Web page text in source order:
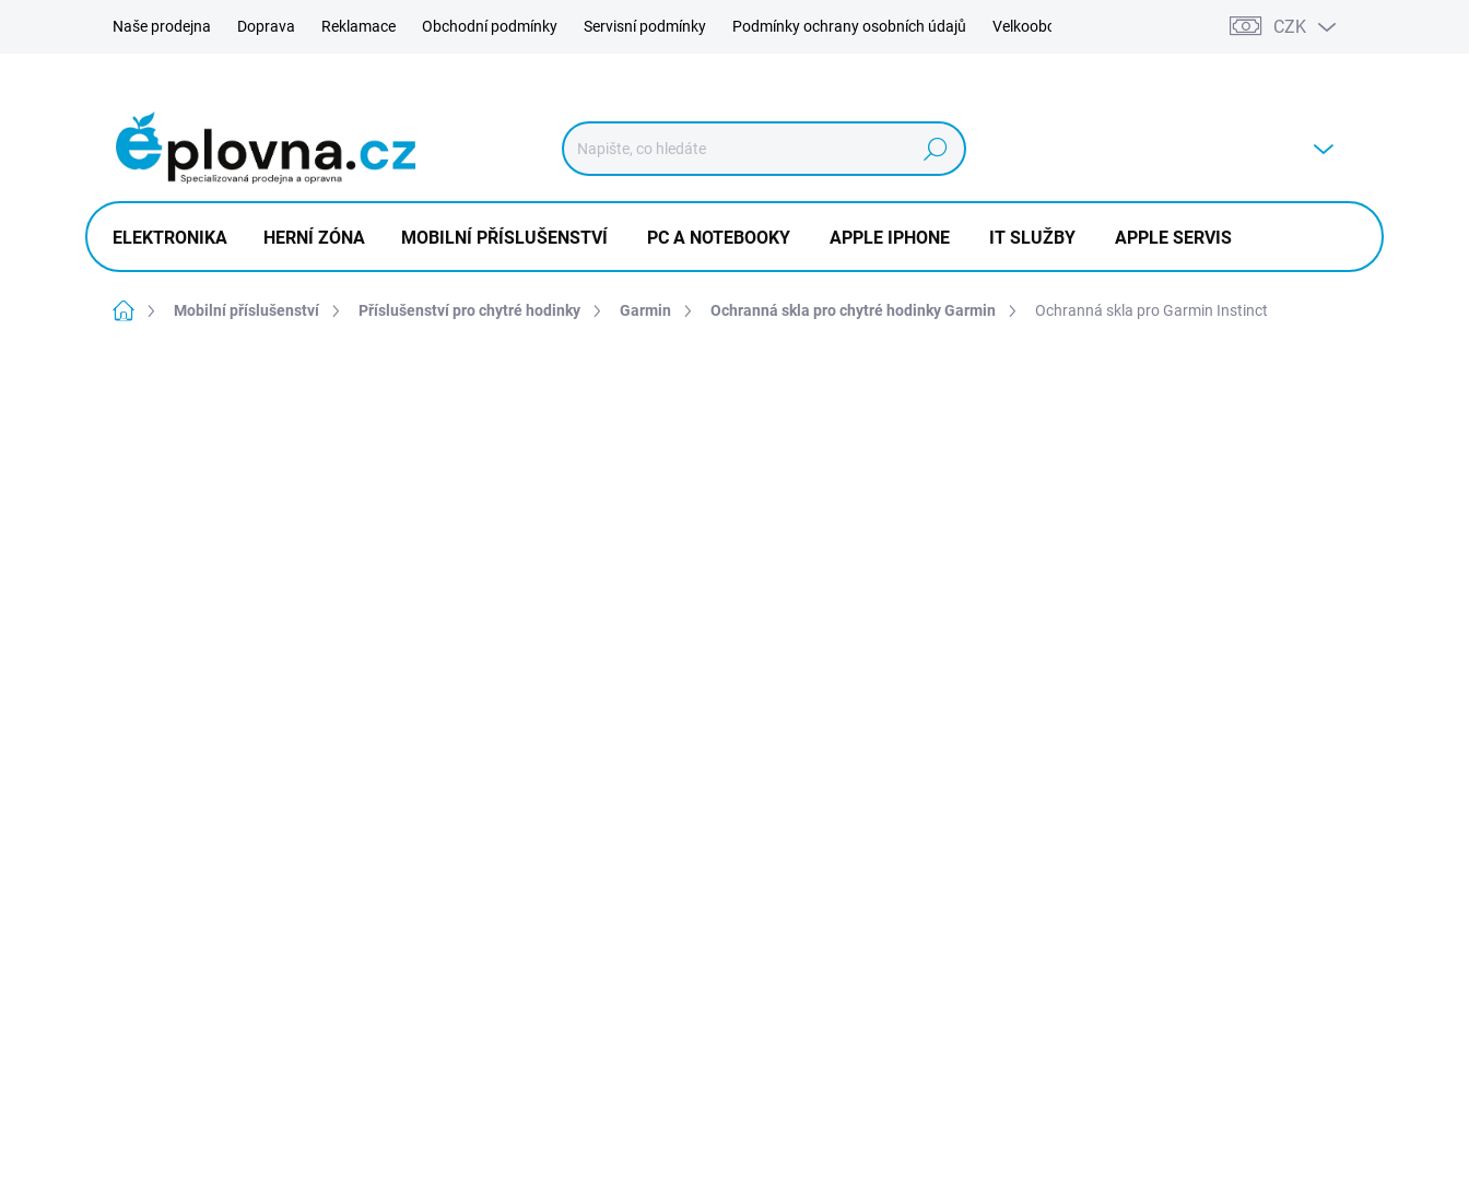
Naše prodejna Doprava Reklamace Obchodní podmínky Servisní podmínky Podmínky ochrany osobních údajů Velkoobchod Výkup CZK
Hledat
ELEKTRONIKA HERNÍ ZÓNA MOBILNÍ PŘÍSLUŠENSTVÍ PC A NOTEBOOKY APPLE IPHONE IT SLUŽBY APPLE SERVIS
Domů Mobilní příslušenství Příslušenství pro chytré hodinky Garmin Ochranná skla pro chytré hodinky Garmin Ochranná skla pro Garmin Instinct